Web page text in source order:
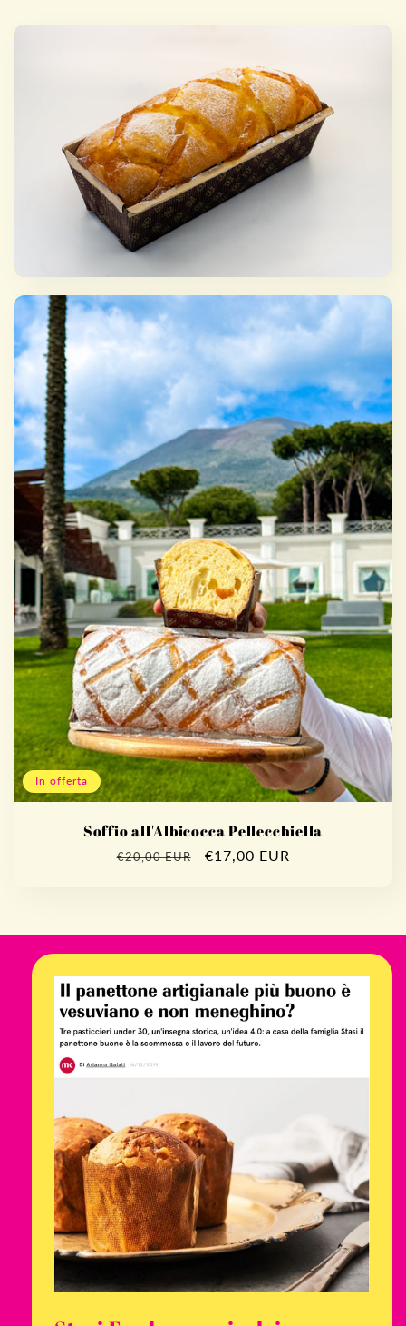
In offerta
Soffio all'Albicocca Pellecchiella
Prezzo
€20,00 EUR
Prezzo
€17,00 EUR